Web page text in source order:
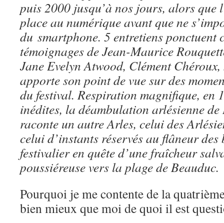
puis 2000 jusqu’à nos jours, alors que
place au numérique avant que ne
du smartphone. 5 entretiens ponctuent
témoignages de Jean-Maurice
Jane Evelyn Atwood, Clément
apporte son point de vue sur des
du festival. Respiration magnifique, en
inédites, la déambulation arlésienne
raconte un autre Arles, celui des
celui d’instants réservés au flâneur
festivalier en quête d’une fraîcheur
poussiéreuse vers la plage de Beauduc.
Pourquoi je me contente de la
bien mieux que moi de quoi il est